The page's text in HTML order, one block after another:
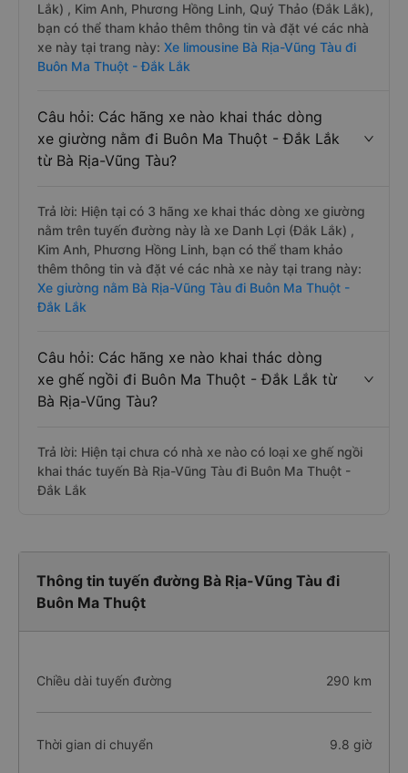
Lắk) , Kim Anh, Phương Hồng Linh, Quý Thảo (Đắk Lắk),
bạn có thể tham khảo thêm thông tin và đặt vé các nhà
xe này tại trang này: Xe limousine Bà Rịa-Vũng Tàu đi
Buôn Ma Thuột - Đắk Lắk
Câu hỏi: Các hãng xe nào khai thác dòng
xe giường nằm đi Buôn Ma Thuột - Đắk Lắk
từ Bà Rịa-Vũng Tàu?
Trả lời: Hiện tại có 3 hãng xe khai thác dòng xe giường
nằm trên tuyến đường này là xe Danh Lợi (Đắk Lắk) ,
Kim Anh, Phương Hồng Linh, bạn có thể tham khảo
thêm thông tin và đặt vé các nhà xe này tại trang này:
Xe giường nằm Bà Rịa-Vũng Tàu đi Buôn Ma Thuột -
Đắk Lắk
Câu hỏi: Các hãng xe nào khai thác dòng
xe ghế ngồi đi Buôn Ma Thuột - Đắk Lắk từ
Bà Rịa-Vũng Tàu?
Trả lời: Hiện tại chưa có nhà xe nào có loại xe ghế ngồi
khai thác tuyến Bà Rịa-Vũng Tàu đi Buôn Ma Thuột -
Đắk Lắk
Thông tin tuyến đường Bà Rịa-Vũng Tàu đi
Buôn Ma Thuột
Chiều dài tuyến đường 290 km
Thời gian di chuyển 9.8 giờ